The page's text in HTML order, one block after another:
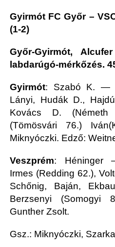
Gyirmót FC Győr –
(1-2)
Győr-Gyirmót,
labdarúgó-mérkőzés.
Gyirmót: Szabó K. —
Lányi, Hudák D.,
Kovács D.
(Tömösvári 76.)
Miknyóczki. Edző:
Veszprém: Héninger
Irmes (Redding 62.),
Schőnig, Baján,
Berzsenyi (Somogyi
Gunther Zsolt.
Gsz.: Miknyóczki,